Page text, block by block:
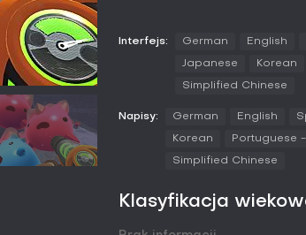
wytwarzały cenne plorty, które
Ulepszenia odgrywają
vacpacka o większą
rzadkie zasoby, by tworzyć
pracę lub zwiększające
Eksploracja odsłania ukryte
specjalne slime'y, jak
czy feral saber slimes w The
Interfejs: German English
Japanese Korean
Simplified Chinese
Napisy: German English
Korean Portuguese -
Simplified Chinese
Klasyfikacja